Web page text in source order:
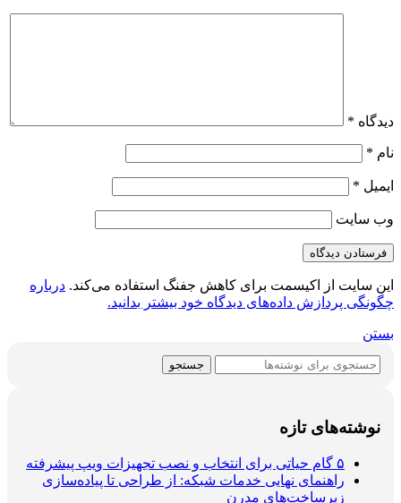
دیدگاه *
نام *
ایمیل *
وب‌ سایت
این سایت از اکیسمت برای کاهش جفنگ استفاده می‌کند. درباره
چگونگی پردازش داده‌های دیدگاه خود بیشتر بدانید.
بستن
جستجو
نوشته‌های تازه
۵ گام حیاتی برای انتخاب و نصب تجهیزات ویپ پیشرفته
راهنمای نهایی خدمات شبکه: از طراحی تا پیاده‌سازی
زیرساخت‌های مدرن